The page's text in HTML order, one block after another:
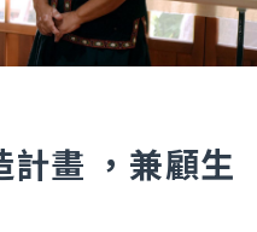
計畫 ，兼顧生